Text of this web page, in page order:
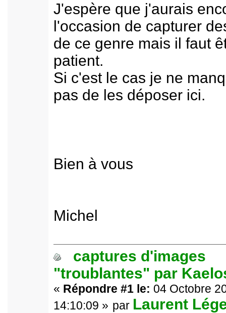
J'espère que j'aurais
l'occasion de capturer
de ce genre mais il faut
patient.
Si c'est le cas je ne
pas de les déposer ici.
Bien à vous
Michel
captures d'images
"troublantes" par
« Répondre #1 le: 04 Octobre
14:10:09 » par Laurent